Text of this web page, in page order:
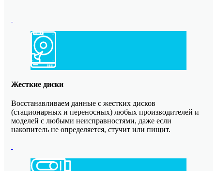
Жесткие диски
Восстанавливаем данные с жестких дисков
(стационарных и переносных) любых производителей и
моделей с любыми неисправностями, даже если
накопитель не определяется, стучит или пищит.